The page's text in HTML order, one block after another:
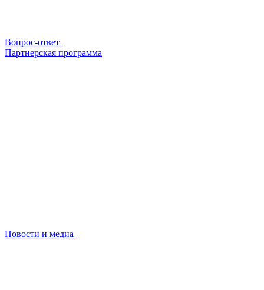
Вопрос-ответ
Партнерская программа
Новости и медиа